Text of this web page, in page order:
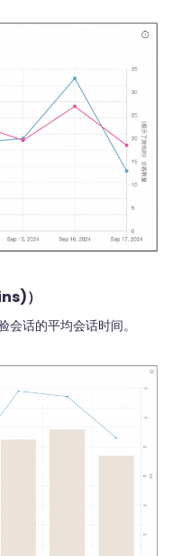
）
话的平均会话时间。